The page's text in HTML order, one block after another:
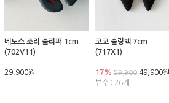
베노스 조리 슬리퍼 1cm
(702V11)
29,900원
코코 슬링백 7cm
(717X1)
17% 59,90049,900원
뷰수 : 26개